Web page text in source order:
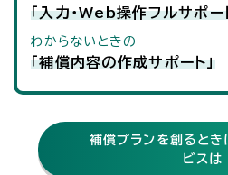
「入力・Web操作フルサポー
わからないときの
「補償内容の作成サポート」
補償プランを創るとき
ビスは